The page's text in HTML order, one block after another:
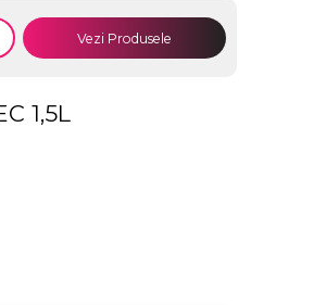
Vezi Produsele
1,5L